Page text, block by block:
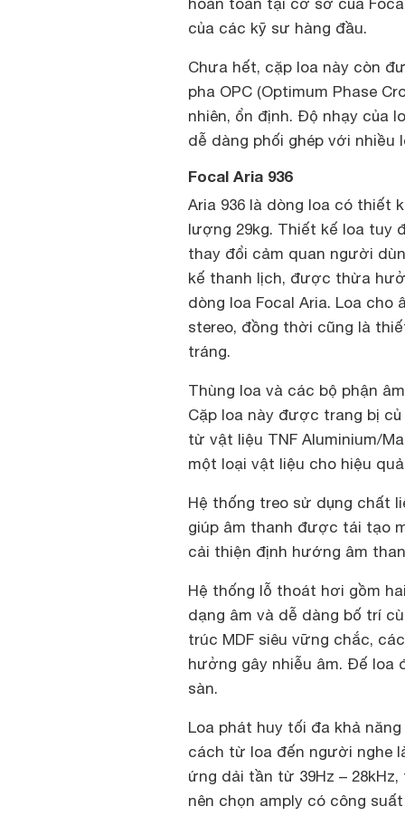
hoàn toàn tại cơ sở của
của các kỹ sư hàng đầu.
Chưa hết, cặp loa này còn
pha OPC (Optimum Phase
nhiên, ổn định. Độ nhạy của
dễ dàng phối ghép với nhiều
Focal Aria 936
Aria 936 là dòng loa có thiết
lượng 29kg. Thiết kế loa tuy
thay đổi cảm quan người
kế thanh lịch, được thừa
dòng loa Focal Aria. Loa
stereo, đồng thời cũng là
tráng.
Thùng loa và các bộ phận
Cặp loa này được trang bị
từ vật liệu TNF Aluminium/
một loại vật liệu cho hiệu
Hệ thống treo sử dụng chất
giúp âm thanh được tái tạo
cải thiện định hướng âm
Hệ thống lỗ thoát hơi gồm
dạng âm và dễ dàng bố trí
trúc MDF siêu vững chắc,
hưởng gây nhiễu âm. Đế loa
sàn.
Loa phát huy tối đa khả
cách từ loa đến người nghe
ứng dải tần từ 39Hz –
nên chọn amply có công